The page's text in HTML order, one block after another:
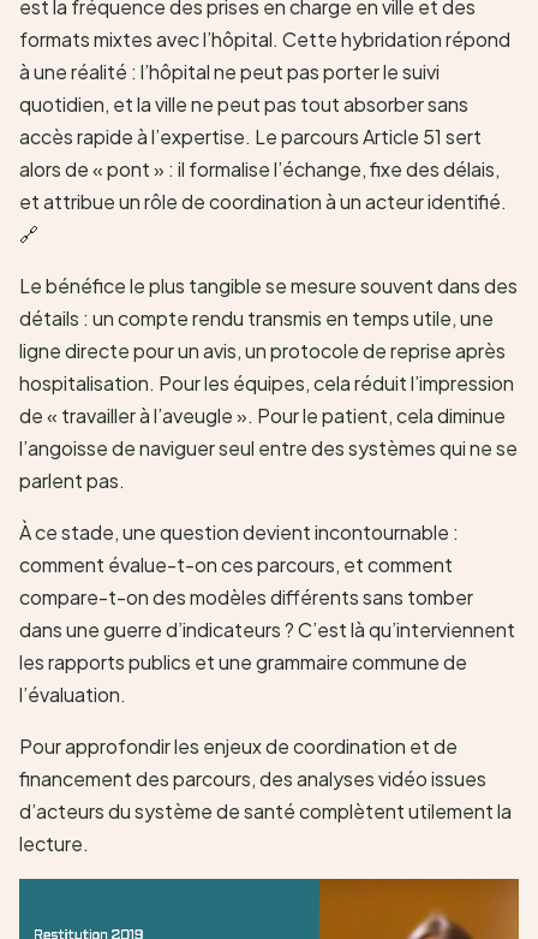
est la fréquence des prises en charge en ville et des
formats mixtes avec l’hôpital. Cette hybridation répond
à une réalité : l’hôpital ne peut pas porter le suivi
quotidien, et la ville ne peut pas tout absorber sans
accès rapide à l’expertise. Le parcours Article 51 sert
alors de « pont » : il formalise l’échange, fixe des délais,
et attribue un rôle de coordination à un acteur identifié.
🔗
Le bénéfice le plus tangible se mesure souvent dans des
détails : un compte rendu transmis en temps utile, une
ligne directe pour un avis, un protocole de reprise après
hospitalisation. Pour les équipes, cela réduit l’impression
de « travailler à l’aveugle ». Pour le patient, cela diminue
l’angoisse de naviguer seul entre des systèmes qui ne se
parlent pas.
À ce stade, une question devient incontournable :
comment évalue-t-on ces parcours, et comment
compare-t-on des modèles différents sans tomber
dans une guerre d’indicateurs ? C’est là qu’interviennent
les rapports publics et une grammaire commune de
l’évaluation.
Pour approfondir les enjeux de coordination et de
financement des parcours, des analyses vidéo issues
d’acteurs du système de santé complètent utilement la
lecture.